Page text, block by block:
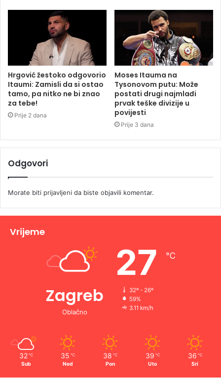
Hrgović žestoko odgovorio
Itaumi: Zamisli da si ostao
tamo, pa nitko ne bi znao
za tebe!
Prije 2 dana
Moses Itauma na
Tysonovom putu: Može
postati drugi najmlađi
prvak teške divizije u
povijesti
Prije 3 dana
Odgovori
Morate biti prijavljeni da biste objavili komentar.
Vrijeme
Zagreb
Oblačno
27 ℃
32º - 26º
59%
3.11 km/h
32 ℃
Sub
35 ℃
Ned
38 ℃
Pon
39 ℃
Uto
36 ℃
Sri